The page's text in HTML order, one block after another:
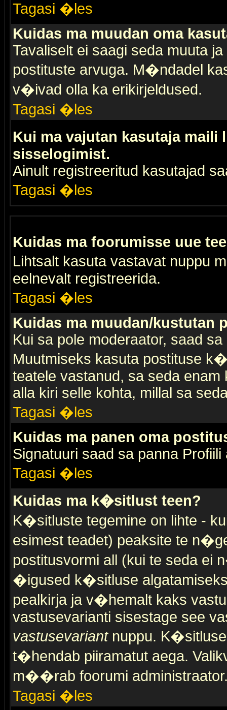
Tagasi �les
Kuidas ma muudan oma
Tavaliselt ei saagi seda muuta
postituste arvuga. M�ndadel
v�ivad olla ka erikirjeldused.
Tagasi �les
Kui ma vajutan kasutaja
sisselogimist.
Ainult registreeritud kasutajad
Tagasi �les
Kuidas ma foorumisse uue
Lihtsalt kasuta vastavat nuppu
eelnevalt registreerida.
Tagasi �les
Kuidas ma muudan/kustutan
Kui sa pole moderaator, saad
Muutmiseks kasuta postituse
teatele vastanud, sa seda
alla kiri selle kohta, millal sa
Tagasi �les
Kuidas ma panen oma
Signatuuri saad sa panna Profiili
Tagasi �les
Kuidas ma k�sitlust teen?
K�sitluste tegemine on lihte -
esimest teadet) peaksite te
postitusvormi all (kui te seda ei
�igused k�sitluse
pealkirja ja v�hemalt kaks
vastusevarianti sisestage see
vastusevariantnuppu.
t�hendab piiramatut aega.
m��rab foorumi
Tagasi �les